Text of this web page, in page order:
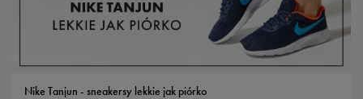
Nike Tanjun - sneakersy lekkie jak piórko